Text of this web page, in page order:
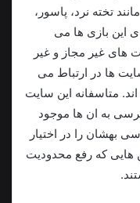
تخته نرد، پاسور،
این بازی ها می
های غیر مجاز و غیر
ها در ارتباط می
متاسفانه این سایت
به ان ها موجود
بهشان را در اختیار
هایی که رفع محدودیت